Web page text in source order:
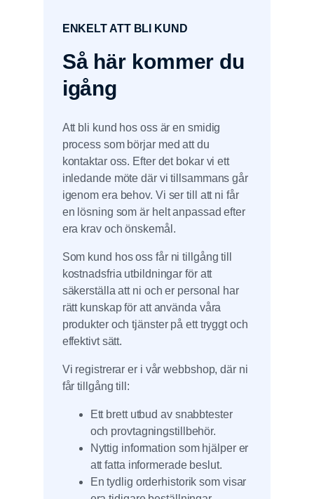
ENKELT ATT BLI KUND
Så här kommer du
igång
Att bli kund hos oss är en smidig
process som börjar med att du
kontaktar oss. Efter det bokar vi ett
inledande möte där vi tillsammans går
igenom era behov. Vi ser till att ni får
en lösning som är helt anpassad efter
era krav och önskemål.
Som kund hos oss får ni tillgång till
kostnadsfria utbildningar för att
säkerställa att ni och er personal har
rätt kunskap för att använda våra
produkter och tjänster på ett tryggt och
effektivt sätt.
Vi registrerar er i vår webbshop, där ni
får tillgång till:
Ett brett utbud av snabbtester
och provtagningstillbehör.
Nyttig information som hjälper er
att fatta informerade beslut.
En tydlig orderhistorik som visar